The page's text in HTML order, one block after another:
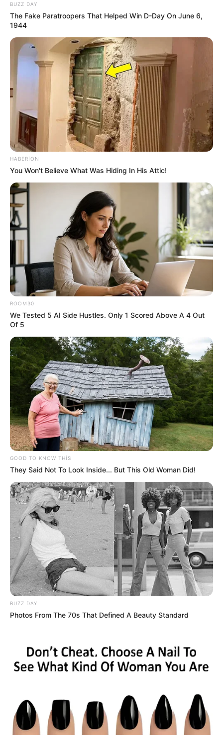
19:59 / 05 Avqust 2026 ŞOU-BİZNES
"Paltarımı nə hədiyyə edirəm, nə də
satıram" — Aygün Kazımova ilə müsahibə
19:49 / 05 Avqust 2026 KRİMİNAL
Mingəçevirdə kanalda batan
yeniyetmənin axtarışları aparılır- VİDEO
0 0
19:28 / 05 Avqust 2026 DÜNYA
TƏCİLİ! Qardaş ölkə kritik sistemi Bakıya
təhvil verdi -Tarixdə İLK
173 0 0
19:14 / 05 Avqust 2026 SİYASƏT
ABŞ və İran arasında kritik 48 saat
BUZZ DAY
The Fake Paratroopers That Helped Win D-Day On June 6,
1944
HABERION
You Won't Believe What Was Hiding In His Attic!
ROOM30
We Tested 5 AI Side Hustles. Only 1 Scored Above A 4 Out
Of 5
GOOD TO KNOW THIS
They Said Not To Look Inside... But This Old Woman Did!
BUZZ DAY
Photos From The 70s That Defined A Beauty Standard